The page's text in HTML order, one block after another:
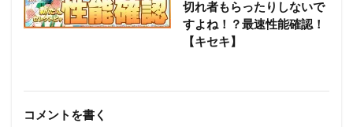
切れ者もらったりしないで
すよね！？最速性能確認！
【キセキ】
コメントを書く